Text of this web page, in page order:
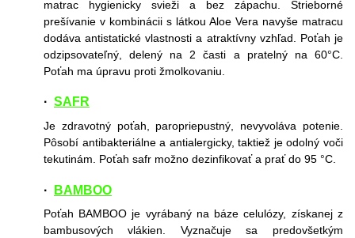
matrac hygienicky svieži a bez zápachu. Strieborné
prešívanie v kombinácii s látkou Aloe Vera navyše matracu
dodáva antistatické vlastnosti a atraktívny vzhľad. Poťah je
odzipsovateľný, delený na 2 časti a pratelný na 60°C.
Poťah ma úpravu proti žmolkovaniu.
· SAFR
Je zdravotný poťah, paropriepustný, nevyvoláva potenie.
Pôsobí antibakteriálne a antialergicky, taktiež je odolný voči
tekutinám. Poťah safr možno dezinfikovať a prať do 95 °C.
· BAMBOO
Poťah BAMBOO je vyrábaný na báze celulózy, získanej z
bambusových vlákien. Vyznačuje sa predovšetkým